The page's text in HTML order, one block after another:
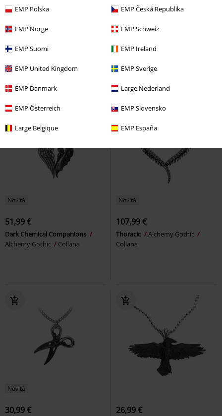
EMP Polska EMP Česká Republika
EMP Norge EMP Schweiz
EMP Suomi EMP Ireland
EMP United Kingdom EMP Sverige
EMP Danmark Large Nederland
EMP Österreich EMP Slovensko
Large Belgique EMP España
Novità
45,99 €
Call of the Undead
Gothic
Novità
52,99 €
Racla Dragonistii
Gothic
Novità
51,99 €
Dark Chemical Companions
Alchemy Gothic
Collana
Novità
107,99 €
Thoracic
Alchemy Gothic
Collana
Novità
30,99 € 26,99 €